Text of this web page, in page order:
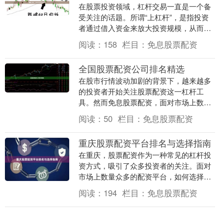
在股票投资领域，杠杆交易一直是一个备
受关注的话题。所谓“上杠杆”，是指投资
者通过借入资金来放大投资规模，从而在
行情有利时获得远超本金的收益。然而，
这把“双刃剑”....
阅读： 158 栏目： 免息股票配资
全国股票配资公司排名精选
在股市行情波动加剧的背景下，越来越多
的投资者开始关注股票配资这一杠杆工
具。然而免息股票配资，面对市场上数百
家配资公司，如何筛选出安全、透明、服
务优质的平台，成为....
阅读： 50 栏目： 免息股票配资
重庆股票配资平台排名与选择指南
在重庆，股票配资作为一种常见的杠杆投
资方式，吸引了众多投资者的关注。面对
市场上数量众多的配资平台，如何选择一
家安全、合规、服务优质的平台，成为投
资者需要认真对待....
阅读： 194 栏目： 免息股票配资